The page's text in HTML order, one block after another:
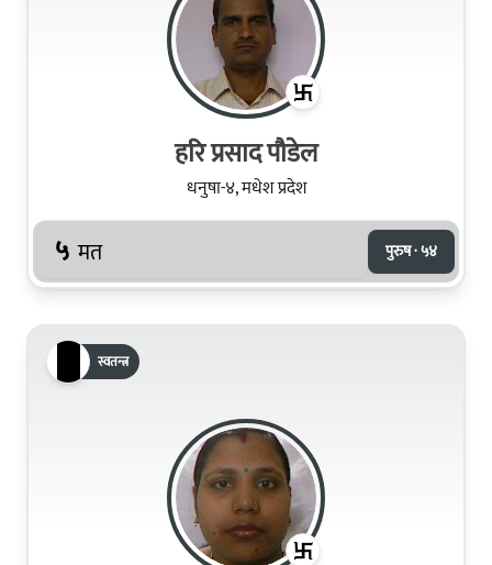
हरि प्रसाद पौडेल
धनुषा-४, मधेश प्रदेश
५ मत पुरुष · ५४
स्वतन्त्र